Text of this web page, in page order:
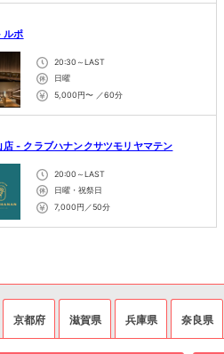
ルポ
20:30～LAST
日曜
5,000円〜 ／60分
- クラブハナンクサツモリヤマテン
20:00～LAST
日曜・祝祭日
7,000円／50分
京都府 滋賀県 兵庫県 奈良県